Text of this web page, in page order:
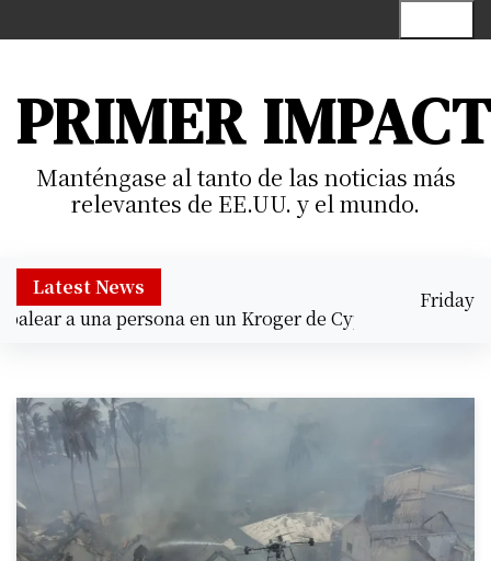
k
PRIMER
Manténgase al tanto de las noticias más
relevantes de EE.UU. y el mundo.
Latest News
a una persona en un Kroger de Cypress |
Prisión
Friday